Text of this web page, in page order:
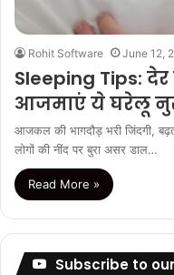
Rohit Software June 12,
Sleeping Tips:
आजमाएं ये घरेलू
आजकल की भागदौड़ भरी जिंदगी,
लोगों की नींद पर बुरा असर डाल…
Read More »
Subscribe to